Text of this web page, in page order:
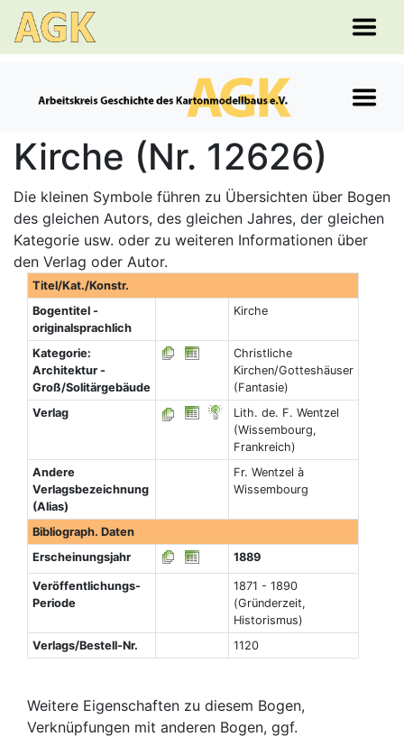
Kirche (Nr. 12626)
Die kleinen Symbole führen zu Übersichten über Bogen
des gleichen Autors, des gleichen Jahres, der gleichen
Kategorie usw. oder zu weiteren Informationen über
den Verlag oder Autor.
Titel/Kat./Konstr.
Bogentitel -
originalsprachlich
Kirche
Kategorie:
Architektur -
Groß/Solitärgebäude
Christliche
Kirchen/Gotteshäuser
(Fantasie)
Verlag
Lith. de. F. Wentzel
(Wissembourg,
Frankreich)
Andere
Verlagsbezeichnung
(Alias)
Fr. Wentzel à
Wissembourg
Bibliograph. Daten
Erscheinungsjahr
1889
Veröffentlichungs-
Periode
1871 - 1890
(Gründerzeit,
Historismus)
Verlags/Bestell-Nr.
1120
Weitere Eigenschaften zu diesem Bogen,
Verknüpfungen mit anderen Bogen, ggf.